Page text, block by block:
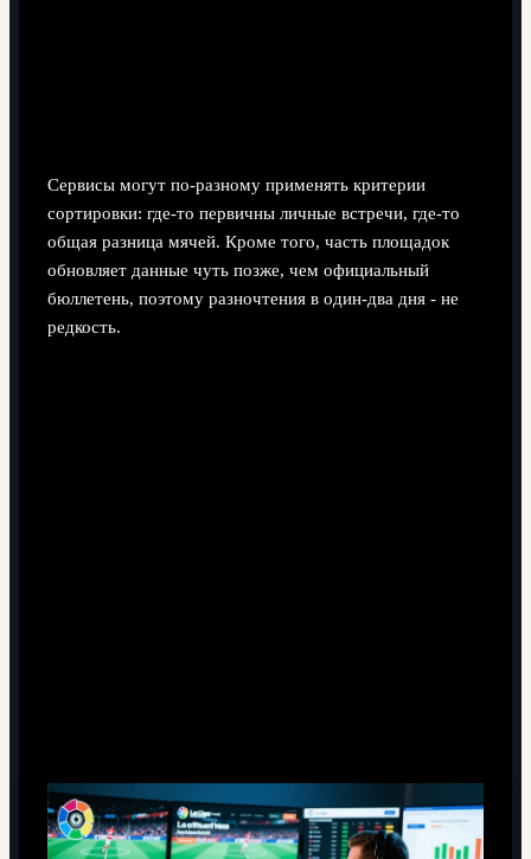
Сервисы могут по‑разному применять критерии
сортировки: где‑то первичны личные встречи, где‑то
общая разница мячей. Кроме того, часть площадок
обновляет данные чуть позже, чем официальный
бюллетень, поэтому разночтения в один‑два дня - не
редкость.